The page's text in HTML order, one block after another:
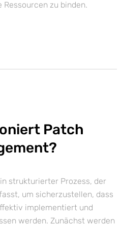
Ressourcen zu binden.
Patch
strukturierter Prozess, der
um sicherzustellen, dass
implementiert und
werden. Zunächst werden